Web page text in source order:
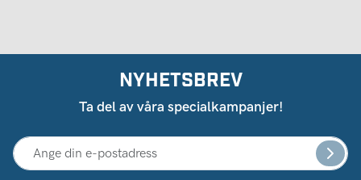
NYHETSBREV
Ta del av våra specialkampanjer!